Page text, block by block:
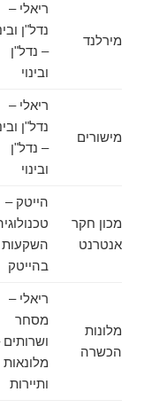
מירלנד
ריאלי –
נדל"ן ובינוי
– נדל"ן
ובינוי
מישורים
ריאלי –
נדל"ן ובינוי
– נדל"ן
ובינוי
מכון חקר
אנטרנט
הייטק –
טכנולוגיה –
השקעות
בהייטק
מלונות
הכשרה
ריאלי –
מסחר
ושרותים –
מלונאות
ותיירות